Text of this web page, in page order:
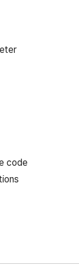
code